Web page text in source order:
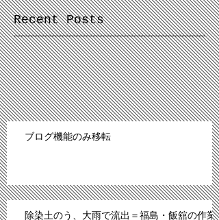
Recent Posts
ブログ機能のみ移転
除染土のう、大雨で流出＝福島・飯舘の作業